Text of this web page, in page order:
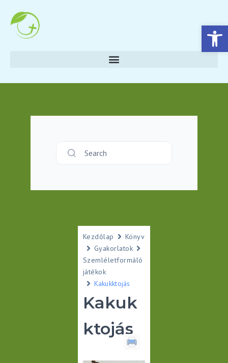
Eszköztár megnyitása
Search
Kezdőlap
Könyv
Gyakorlatok
Szemléletformáló
játékok
Kakukktojás
Kakuk
ktojás